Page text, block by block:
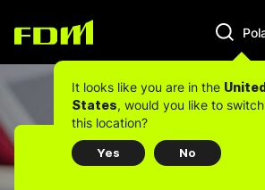
It looks like you are in the United
States, would you like to
this location?
Yes No